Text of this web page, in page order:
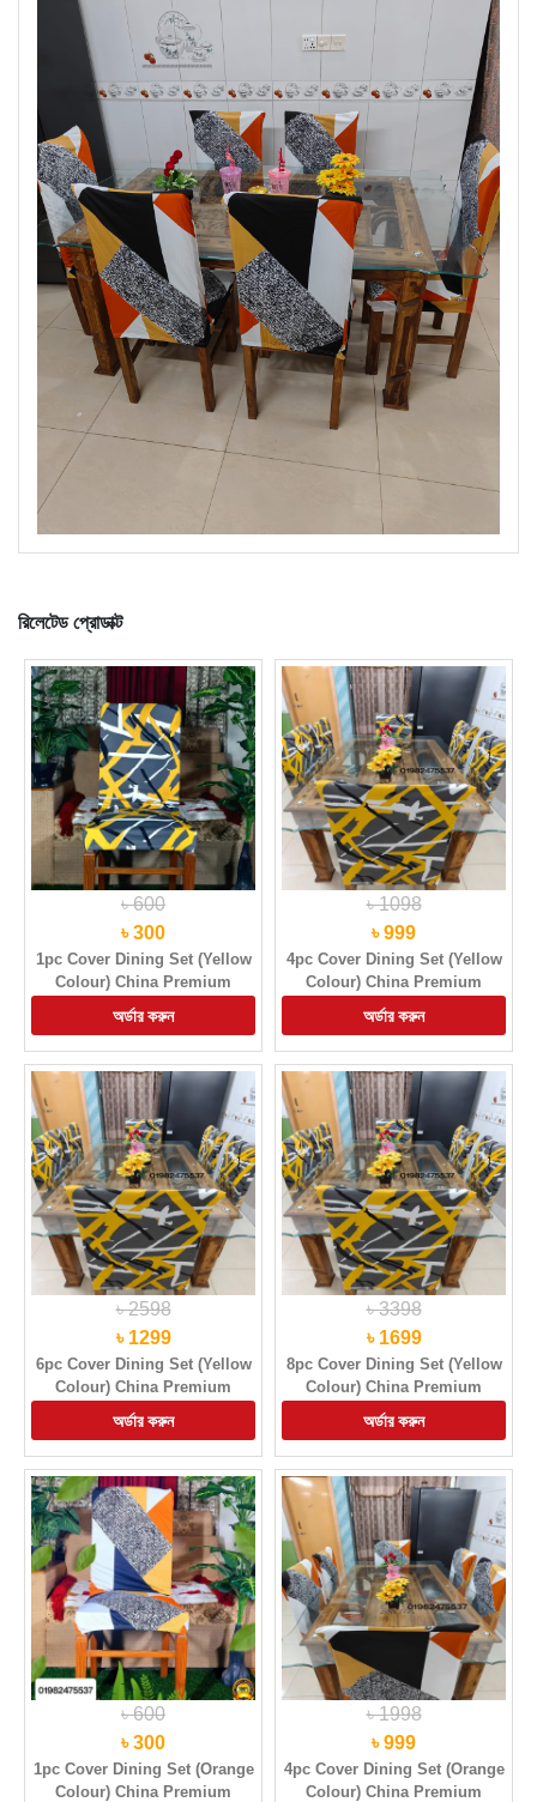
রিলেটেড প্রোডাক্ট
৳ 600
৳ 300
1pc Cover Dining Set (Yellow
Colour) China Premium
Quality Chair Cover
৳ 1098
৳ 999
4pc Cover Dining Set (Yellow
Colour) China Premium
Quality Chair Cover
৳ 2598
৳ 1299
6pc Cover Dining Set (Yellow
Colour) China Premium
Quality Chair Cover
৳ 3398
৳ 1699
8pc Cover Dining Set (Yellow
Colour) China Premium
Quality Chair Cover
৳ 600
৳ 300
1pc Cover Dining Set (Orange
Colour) China Premium
৳ 1998
৳ 999
4pc Cover Dining Set (Orange
Colour) China Premium